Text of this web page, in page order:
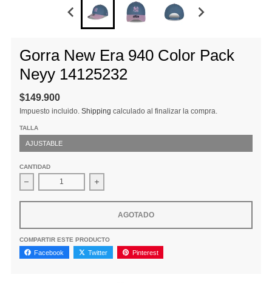
Gorra New Era 940 Color Pack
Neyy 14125232
$149.900
Impuesto incluido. Shipping calculado al finalizar la compra.
TALLA
AJUSTABLE
CANTIDAD
Disminuir cantidad para Gorra New Era 940 Color Pack Neyy
Aumentar la cantidad para Gorra New Era
AGOTADO
COMPARTIR ESTE PRODUCTO
Facebook Twitter Pinterest